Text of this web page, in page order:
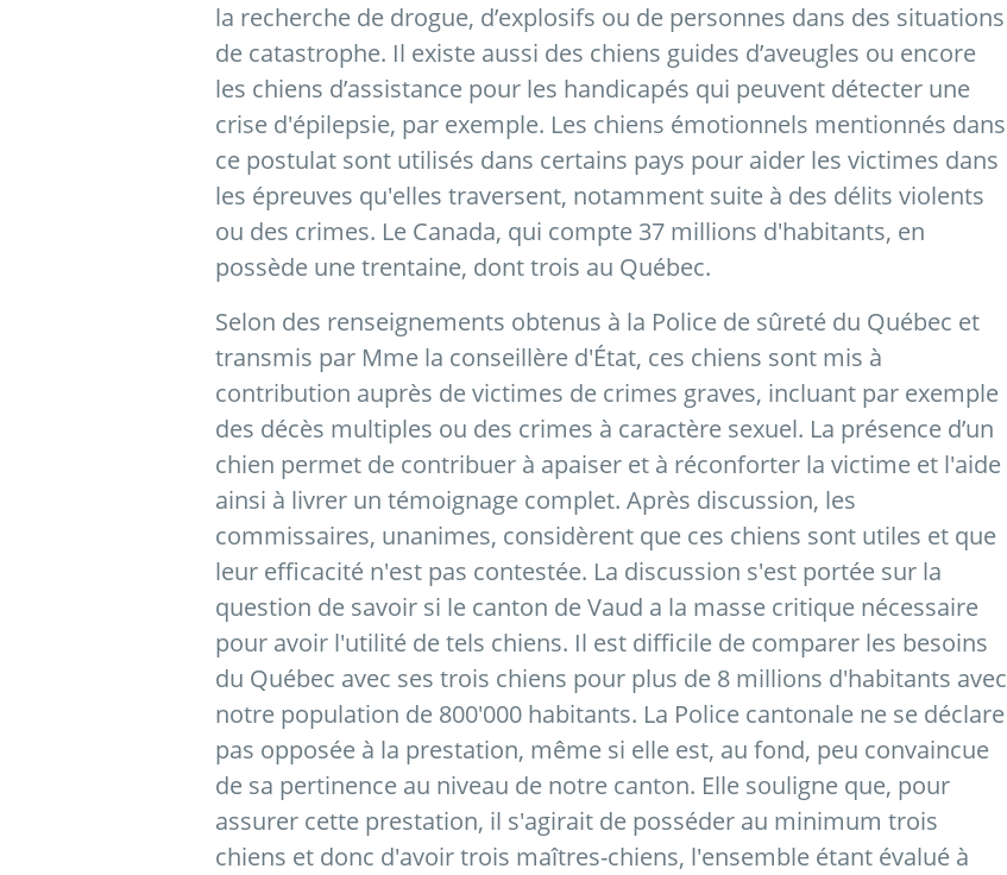
la recherche de drogue, d’explosifs ou de personnes dans des situations
de catastrophe. Il existe aussi des chiens guides d’aveugles ou encore
les chiens d’assistance pour les handicapés qui peuvent détecter une
crise d'épilepsie, par exemple. Les chiens émotionnels mentionnés dans
ce postulat sont utilisés dans certains pays pour aider les victimes dans
les épreuves qu'elles traversent, notamment suite à des délits violents
ou des crimes. Le Canada, qui compte 37 millions d'habitants, en
possède une trentaine, dont trois au Québec.
Selon des renseignements obtenus à la Police de sûreté du Québec et
transmis par Mme la conseillère d'État, ces chiens sont mis à
contribution auprès de victimes de crimes graves, incluant par exemple
des décès multiples ou des crimes à caractère sexuel. La présence d’un
chien permet de contribuer à apaiser et à réconforter la victime et l'aide
ainsi à livrer un témoignage complet. Après discussion, les
commissaires, unanimes, considèrent que ces chiens sont utiles et que
leur efficacité n'est pas contestée. La discussion s'est portée sur la
question de savoir si le canton de Vaud a la masse critique nécessaire
pour avoir l'utilité de tels chiens. Il est difficile de comparer les besoins
du Québec avec ses trois chiens pour plus de 8 millions d'habitants avec
notre population de 800'000 habitants. La Police cantonale ne se déclare
pas opposée à la prestation, même si elle est, au fond, peu convaincue
de sa pertinence au niveau de notre canton. Elle souligne que, pour
assurer cette prestation, il s'agirait de posséder au minimum trois
chiens et donc d'avoir trois maîtres-chiens, l'ensemble étant évalué à